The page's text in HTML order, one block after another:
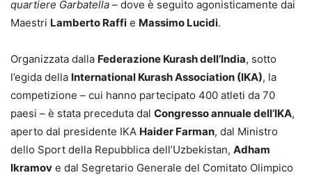
quartiere Garbatella – dove è seguito agonisticamente dai
Maestri Lamberto Raffi e Massimo Lucidi.
Organizzata dalla Federazione Kurash dell’India, sotto
l’egida della International Kurash Association (IKA), la
competizione – cui hanno partecipato 400 atleti da 70
paesi – è stata preceduta dal Congresso annuale dell’IKA,
aperto dal presidente IKA Haider Farman, dal Ministro
dello Sport della Repubblica dell’Uzbekistan, Adham
Ikramov e dal Segretario Generale del Comitato Olimpico